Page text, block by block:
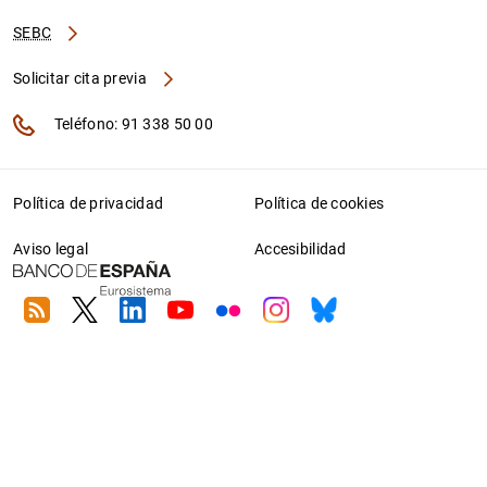
SEBC
Solicitar cita previa
Teléfono: 91 338 50 00
Política de privacidad Política de cookies
Aviso legal Accesibilidad
RSS TwitterLinkedin
YoutubeFlickrInstagram
Bluesky